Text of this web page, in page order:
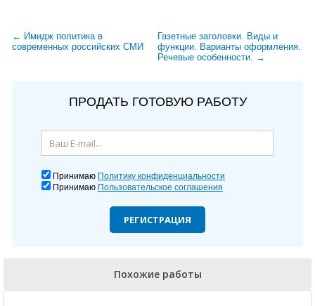
← Имидж политика в
современных российских СМИ
Газетные заголовки. Виды и
функции. Варианты оформления.
Речевые особенности. →
ПРОДАТЬ ГОТОВУЮ РАБОТУ
Принимаю Политику конфиденциальности
Принимаю Пользовательское соглашения
РЕГИСТРАЦИЯ
Похожие работы